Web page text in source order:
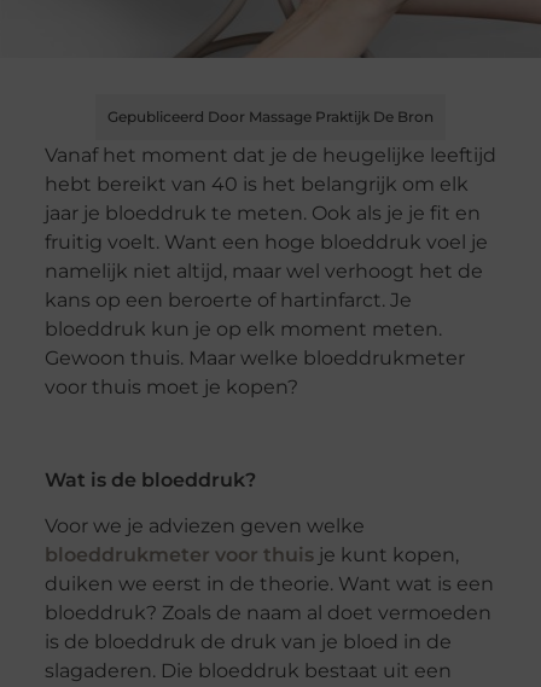
Gepubliceerd Door Massage Praktijk De Bron
Vanaf het moment dat je de heugelijke leeftijd
hebt bereikt van 40 is het belangrijk om elk
jaar je bloeddruk te meten. Ook als je je fit en
fruitig voelt. Want een hoge bloeddruk voel je
namelijk niet altijd, maar wel verhoogt het de
kans op een beroerte of hartinfarct. Je
bloeddruk kun je op elk moment meten.
Gewoon thuis. Maar welke bloeddrukmeter
voor thuis moet je kopen?
Wat is de bloeddruk?
Voor we je adviezen geven welke
bloeddrukmeter voor thuisje kunt kopen,
duiken we eerst in de theorie. Want wat is een
bloeddruk? Zoals de naam al doet vermoeden
is de bloeddruk de druk van je bloed in de
slagaderen. Die bloeddruk bestaat uit een